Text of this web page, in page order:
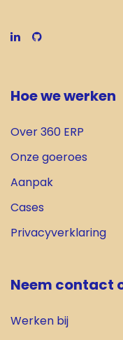
Hoe we werken
Over 360 ERP
Onze goeroes
Aanpak
Cases
Privacyverklaring
Neem contact
Werken bij